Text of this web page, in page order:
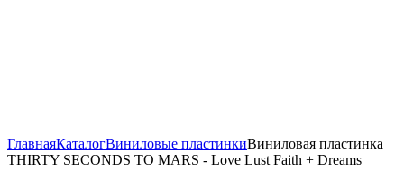
ГлавнаяКаталогВиниловые пластинкиВиниловая пластинка
THIRTY SECONDS TO MARS - Love Lust Faith + Dreams